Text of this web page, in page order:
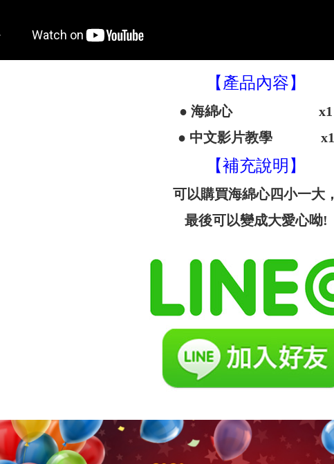
【產品內容】
● 海綿心 x1
● 中文影片教學 x1
【補充說明】
可以購買海綿心四小一大，
最後可以變成大愛心呦!